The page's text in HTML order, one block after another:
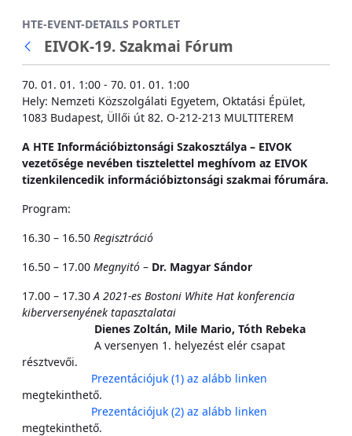
HTE-EVENT-DETAILS PORTLET
EIVOK-19. Szakmai Fórum
70. 01. 01. 1:00 - 70. 01. 01. 1:00
Hely: Nemzeti Közszolgálati Egyetem, Oktatási Épület,
1083 Budapest, Üllői út 82. O-212-213 MULTITEREM
A HTE Információbiztonsági Szakosztálya – EIVOK
vezetősége nevében tisztelettel meghívom az EIVOK
tizenkilencedik információbiztonsági szakmai fórumára.
Program:
16.30 – 16.50 Regisztráció
16.50 – 17.00 Megnyitó – Dr. Magyar Sándor
17.00 – 17.30 A 2021-es Bostoni White Hat konferencia
kiberversenyének tapasztalatai
Dienes Zoltán, Mile Mario, Tóth Rebeka
A versenyen 1. helyezést elér csapat
résztvevői.
Prezentációjuk (1) az alább linken
megtekinthető.
Prezentációjuk (2) az alább linken
megtekinthető.